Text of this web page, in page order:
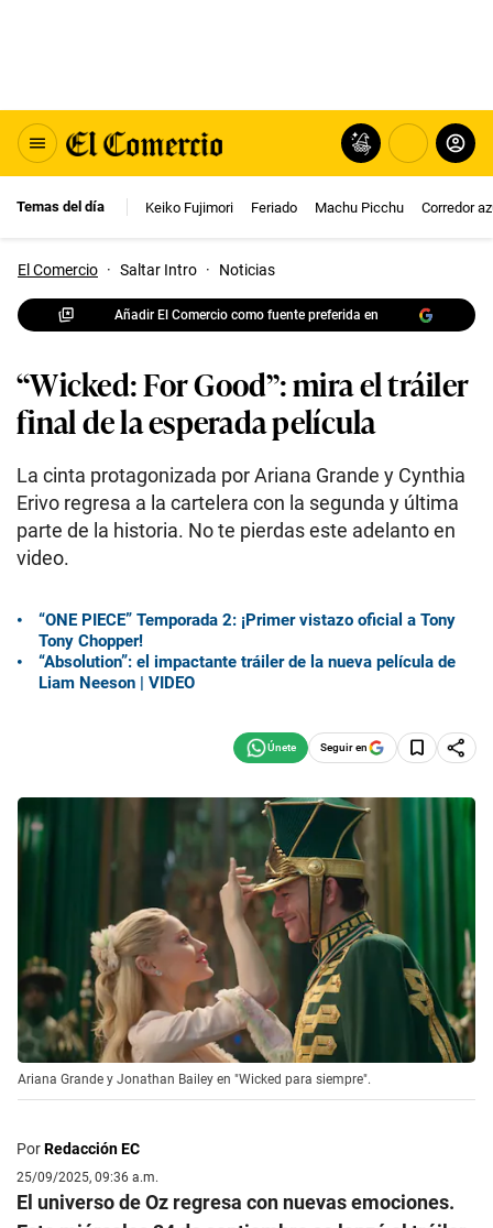
Temas del día Keiko Fujimori Feriado Machu Picchu Corredor
El Comercio · Saltar Intro · Noticias
Añadir El Comercio como fuente preferida en
“Wicked: For Good”: mira el tráiler
final de la esperada película
La cinta protagonizada por Ariana Grande y Cynthia
Erivo regresa a la cartelera con la segunda y última
parte de la historia. No te pierdas este adelanto en
video.
“ONE PIECE” Temporada 2: ¡Primer vistazo oficial a Tony
Tony Chopper!
“Absolution”: el impactante tráiler de la nueva película de
Liam Neeson | VIDEO
Seguir en
Ariana Grande y Jonathan Bailey en "Wicked para siempre".
PorRedacción EC
25/09/2025, 09:36 a.m.
El universo de Oz regresa con nuevas emociones.